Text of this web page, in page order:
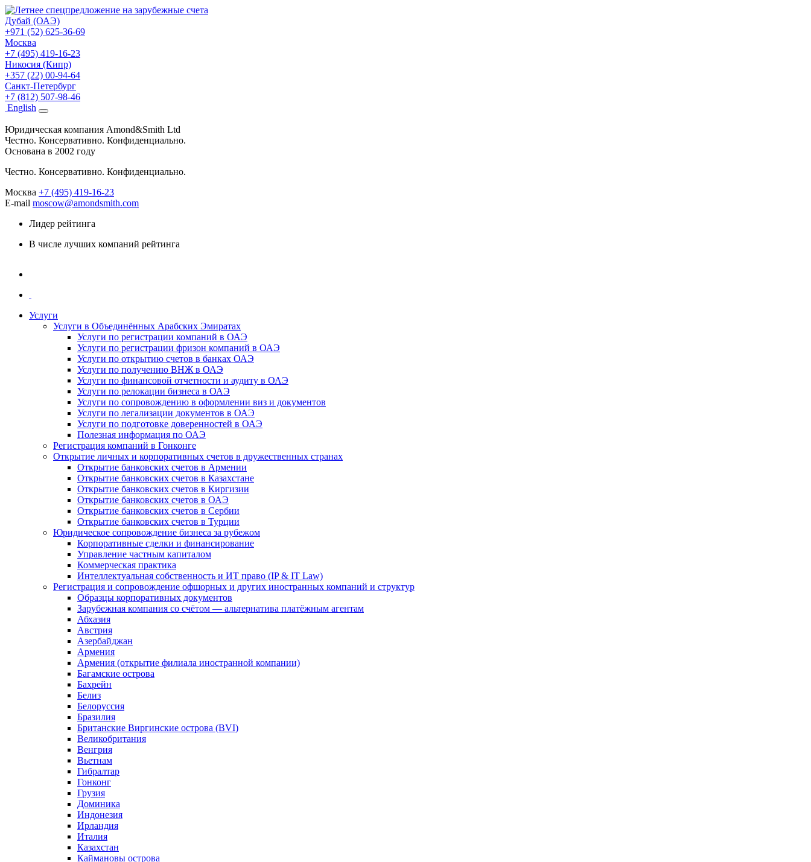
Дубай (ОАЭ)
+971 (52) 625-36-69
Москва
+7 (495) 419-16-23
Никосия (Кипр)
+357 (22) 00-94-64
Санкт-Петербург
+7 (812) 507-98-46
English
Юридическая компания Amond&Smith Ltd
Честно. Консервативно. Конфиденциально.
Основана в 2002 году
Честно. Консервативно. Конфиденциально.
Москва +7 (495) 419-16-23
E-mail moscow@amondsmith.com
Лидер рейтинга
В числе лучших компаний рейтинга
Услуги
Услуги в Объединённых Арабских Эмиратах
Услуги по регистрации компаний в ОАЭ
Услуги по регистрации фризон компаний в ОАЭ
Услуги по открытию счетов в банках ОАЭ
Услуги по получению ВНЖ в ОАЭ
Услуги по финансовой отчетности и аудиту в ОАЭ
Услуги по релокации бизнеса в ОАЭ
Услуги по сопровождению в оформлении виз и документов
Услуги по легализации документов в ОАЭ
Услуги по подготовке доверенностей в ОАЭ
Полезная информация по ОАЭ
Регистрация компаний в Гонконге
Открытие личных и корпоративных счетов в дружественных странах
Открытие банковских счетов в Армении
Открытие банковских счетов в Казахстане
Открытие банковских счетов в Киргизии
Открытие банковских счетов в ОАЭ
Открытие банковских счетов в Сербии
Открытие банковских счетов в Турции
Юридическое сопровождение бизнеса за рубежом
Корпоративные сделки и финансирование
Управление частным капиталом
Коммерческая практика
Интеллектуальная собственность и ИТ право (IP & IT Law)
Регистрация и сопровождение офшорных и других иностранных компаний и структур
Образцы корпоративных документов
Зарубежная компания со счётом — альтернатива платёжным агентам
Абхазия
Австрия
Азербайджан
Армения
Армения (открытие филиала иностранной компании)
Багамские острова
Бахрейн
Белиз
Белоруссия
Бразилия
Британские Виргинские острова (BVI)
Великобритания
Венгрия
Вьетнам
Гибралтар
Гонконг
Грузия
Доминика
Индонезия
Ирландия
Италия
Казахстан
Каймановы острова